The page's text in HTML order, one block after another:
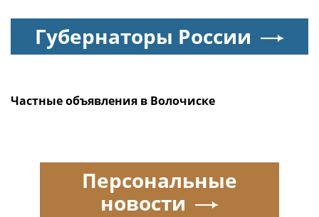
Губернаторы России
Частные объявления в Волочиске
Персональные
новости